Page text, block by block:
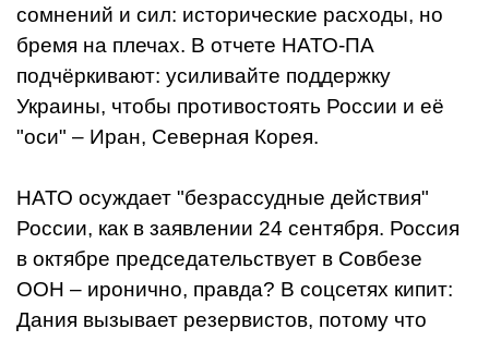
сомнений и сил: исторические расходы, но
бремя на плечах. В отчете НАТО-ПА
подчёркивают: усиливайте поддержку
Украины, чтобы противостоять России и её
"оси" – Иран, Северная Корея.
НАТО осуждает "безрассудные действия"
России, как в заявлении 24 сентября. Россия
в октябре председательствует в Совбезе
ООН – иронично, правда? В соцсетях кипит:
Дания вызывает резервистов, потому что